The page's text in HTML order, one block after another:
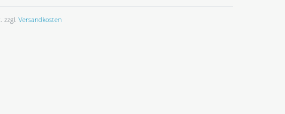
zzgl. Versandkosten